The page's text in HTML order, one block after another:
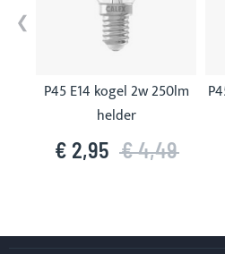
P45 E14 kogel 2w 250lm
helder
€ 2,95 € 4,49